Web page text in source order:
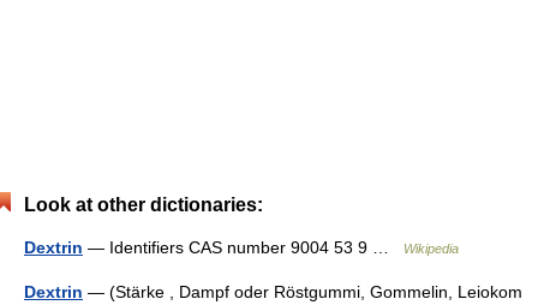
Look at other dictionaries:
Dextrin — Identifiers CAS number 9004 53 9 … Wikipedia
Dextrin — (Stärke , Dampf oder Röstgummi, Gommelin, Leiokom